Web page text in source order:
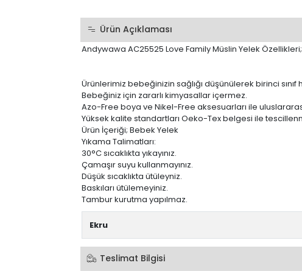
Ürün Açıklaması
Andywawa AC25525 Love Family Müslin Yelek Özellikleri;
Ürünlerimiz bebeğinizin sağlığı düşünülerek birinci
Bebeğiniz için zararlı kimyasallar içermez.
Azo-Free boya ve Nikel-Free aksesuarları ile
Yüksek kalite standartları Oeko-Tex belgesi ile
Ürün İçeriği; Bebek Yelek
Yıkama Talimatları:
30°C sıcaklıkta yıkayınız.
Çamaşır suyu kullanmayınız.
Düşük sıcaklıkta ütüleyniz.
Baskıları ütülemeyiniz.
Tambur kurutma yapılmaz.
Ekru
Teslimat Bilgisi